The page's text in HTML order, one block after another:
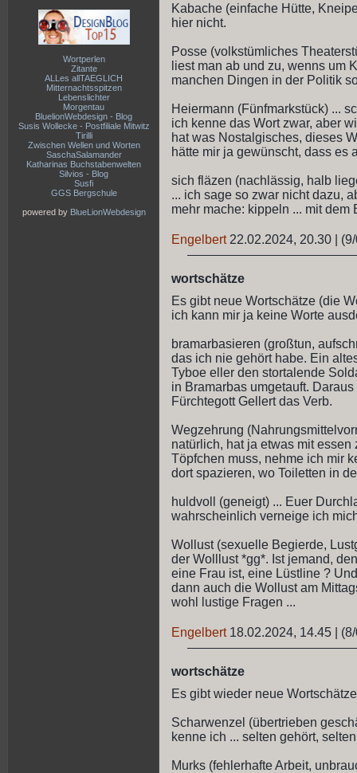
Wortperlen
Zitante
ALLes allTAEGLICH
Mitternachtsspitzen
Lebenslichter
Morgentau
BluelionWebdesign - Blog
Susis Wollecke - Postfiliale Mitwitz
Tirilli
Zwischen Wellen und Worten
SaschaSalamander
Katharinas Buchstabenwelten
Silvios - Blog
Susfi
GGS Bergschule
powered by BlueLionWebdesign
Kabache (einfache Hütte,
hier nicht.
Posse (volkstümliches
liest man ab und zu, wenns um
manchen Dingen in der Politik
Heiermann (Fünfmarkstück) ...
ich kenne das Wort zwar, aber
hat was Nostalgisches, dieses
hätte mir ja gewünscht, dass es
sich fläzen (nachlässig, halb
... ich sage so zwar nicht dazu,
mehr mache: kippeln ... mit
Engelbert 22.02.2024, 20.30
wortschätze
Es gibt neue Wortschätze (die
ich kann mir ja keine Worte
bramarbasieren (großtun,
das ich nie gehört habe. Ein
Tyboe eller den stortalende
in Bramarbas umgetauft.
Fürchtegott Gellert das Verb.
Wegzehrung
natürlich, hat ja etwas mit
Töpfchen muss, nehme ich mir
dort spazieren, wo Toiletten in
huldvoll (geneigt) ... Euer
wahrscheinlich verneige ich
Wollust (sexuelle Begierde,
der Wolllust *gg*. Ist jemand,
eine Frau ist, eine Lüstline ?
dann auch die Wollust am
wohl lustige Fragen ...
Engelbert 18.02.2024, 14.45
wortschätze
Es gibt wieder neue
Scharwenzel (übertrieben
kenne ich ... selten gehört,
Murks (fehlerhafte Arbeit,